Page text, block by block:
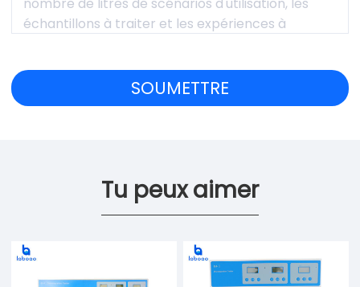
Tu peux aimer